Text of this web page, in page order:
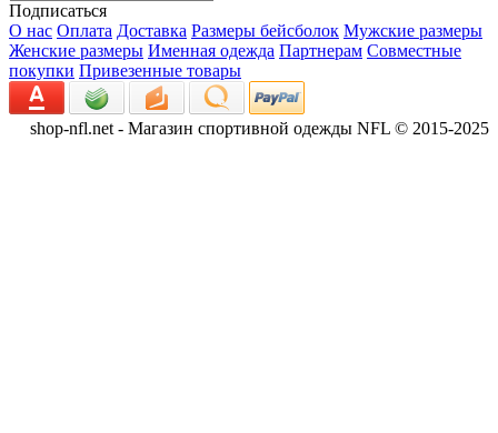
Подписаться
О нас Оплата Доставка Размеры бейсболок Мужские размеры
Женские размеры Именная одежда Партнерам Совместные
покупки Привезенные товары
shop-nfl.net - Магазин спортивной одежды NFL © 2015-2025